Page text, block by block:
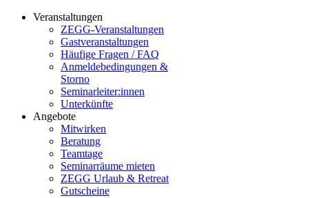
Veranstaltungen
ZEGG-Veranstaltungen
Gastveranstaltungen
Häufige Fragen / FAQ
Anmeldebedingungen &
Storno
Seminarleiter:innen
Unterkünfte
Angebote
Mitwirken
Beratung
Teamtage
Seminarräume mieten
ZEGG Urlaub & Retreat
Gutscheine